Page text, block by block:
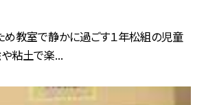
め教室で静かに過ごす１年松組の児童
や粘土で楽...